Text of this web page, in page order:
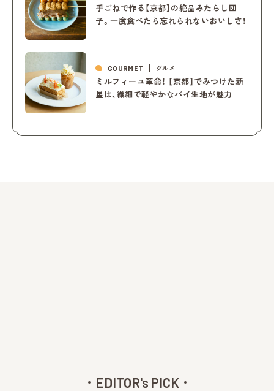
手ごねで作る【京都】の絶品みたらし団
子。一度食べたら忘れられないおいしさ！
GOURMET グルメ
ミルフィーユ革命！ 【京都】でみつけた新
星は、繊細で軽やかなパイ生地が魅力
EDITOR's PICK